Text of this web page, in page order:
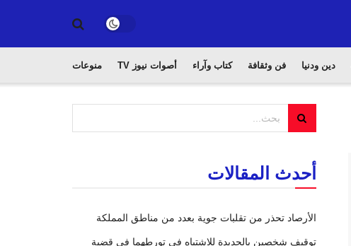
دين ودنيا فن وثقافة كتاب وآراء أصوات نيوز TV منوعات
أحدث المقالات
الأرصاد تحذر من تقلبات جوية بعدد من مناطق المملكة
توقيف شخصين بالجديدة للاشتباه في تورطهما في قضية